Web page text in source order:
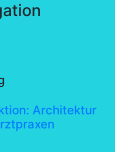
Architektur